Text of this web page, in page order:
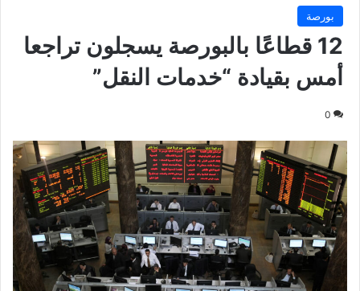
بورصة
12 قطاعًا بالبورصة يسجلون تراجعا
أمس بقيادة “خدمات النقل”
0